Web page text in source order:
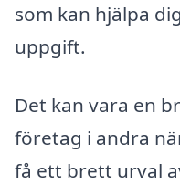
som kan hjälpa
uppgift.
Det kan vara en
företag i andra
få ett brett urval